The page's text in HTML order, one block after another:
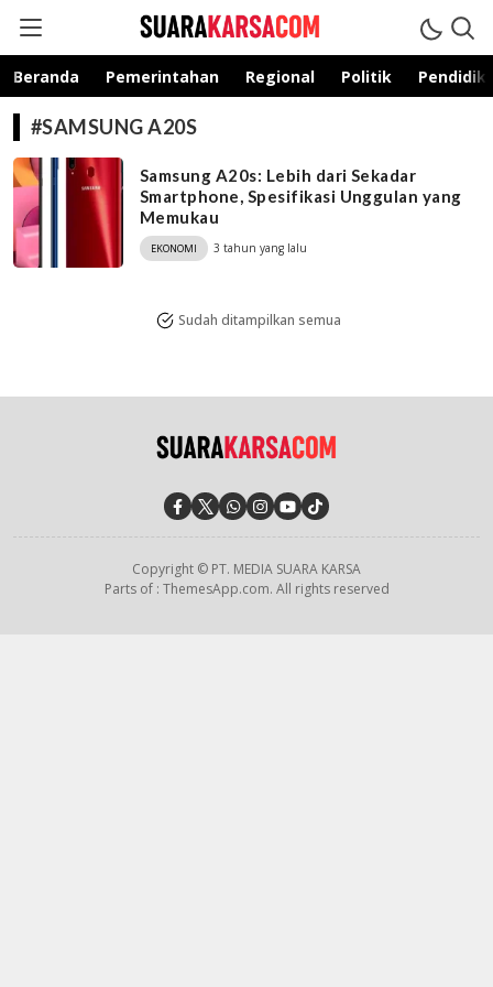
suarakarsa.com
Informasi terpercaya
Beranda Pemerintahan Regional Politik
#SAMSUNG A20S
Samsung A20s: Lebih dari Sekadar
Smartphone, Spesifikasi Unggulan yang
Memukau
EKONOMI 3 tahun yang lalu
Sudah ditampilkan semua
Copyright © PT. MEDIA SUARA KARSA
Parts of : ThemesApp.com. All rights reserved